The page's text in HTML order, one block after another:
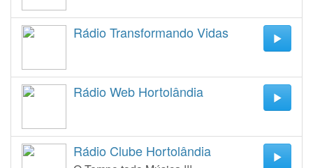
Rádio Transformando Vidas
Rádio Web Hortolândia
Rádio Clube Hortolândia